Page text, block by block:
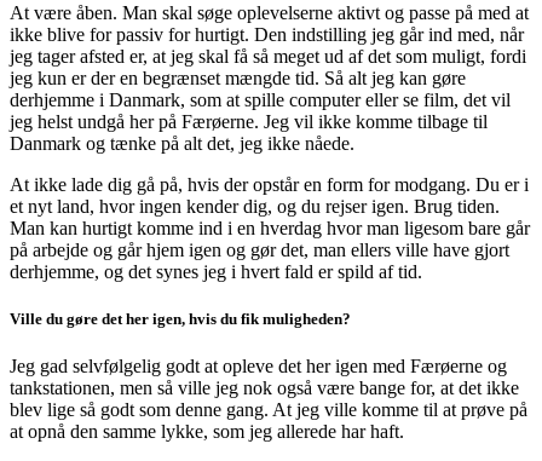
At være åben. Man skal søge oplevelserne aktivt og passe på med at
ikke blive for passiv for hurtigt. Den indstilling jeg går ind med, når
jeg tager afsted er, at jeg skal få så meget ud af det som muligt, fordi
jeg kun er der en begrænset mængde tid. Så alt jeg kan gøre
derhjemme i Danmark, som at spille computer eller se film, det vil
jeg helst undgå her på Færøerne. Jeg vil ikke komme tilbage til
Danmark og tænke på alt det, jeg ikke nåede.
At ikke lade dig gå på, hvis der opstår en form for modgang. Du er i
et nyt land, hvor ingen kender dig, og du rejser igen. Brug tiden.
Man kan hurtigt komme ind i en hverdag hvor man ligesom bare går
på arbejde og går hjem igen og gør det, man ellers ville have gjort
derhjemme, og det synes jeg i hvert fald er spild af tid.
Ville du gøre det her igen, hvis du fik muligheden?
Jeg gad selvfølgelig godt at opleve det her igen med Færøerne og
tankstationen, men så ville jeg nok også være bange for, at det ikke
blev lige så godt som denne gang. At jeg ville komme til at prøve på
at opnå den samme lykke, som jeg allerede har haft.